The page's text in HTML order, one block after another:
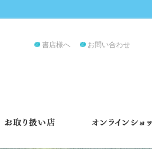
書店様へ お問い合わせ